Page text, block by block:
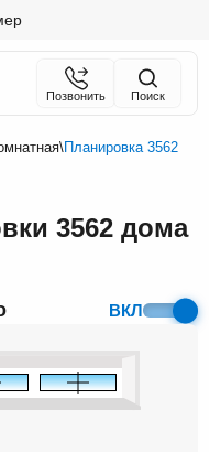
Позвонить Поиск
\Планировка 3562
3562 дома
ВКЛ